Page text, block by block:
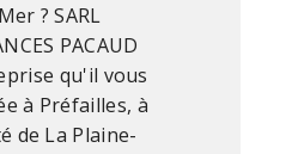
? SARL
PACAUD
qu'il vous
à Préfailles, à
de La Plaine-